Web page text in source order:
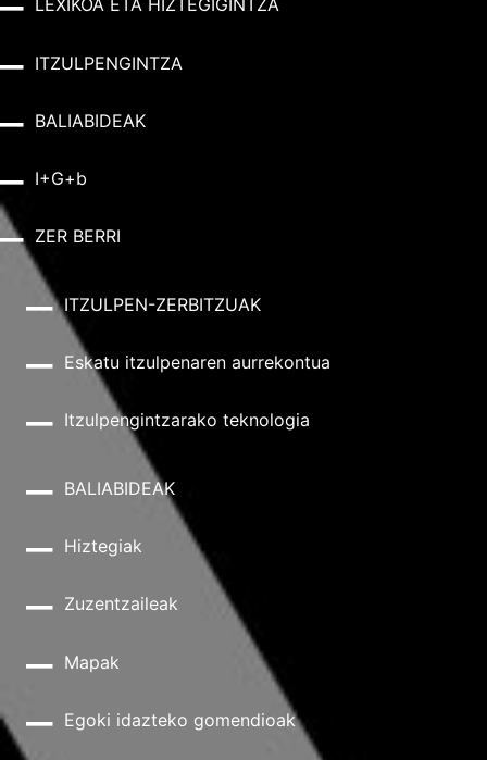
LEXIKOA ETA HIZTEGIGINTZA
ITZULPENGINTZA
BALIABIDEAK
I+G+b
ZER BERRI
ITZULPEN-ZERBITZUAK
Eskatu itzulpenaren aurrekontua
Itzulpengintzarako teknologia
BALIABIDEAK
Hiztegiak
Zuzentzaileak
Mapak
Egoki idazteko gomendioak